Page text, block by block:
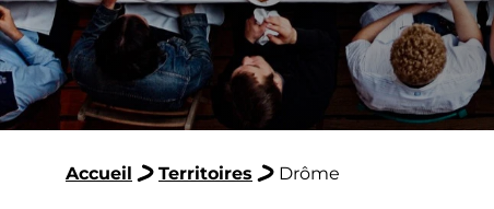
Accueil Territoires Drôme